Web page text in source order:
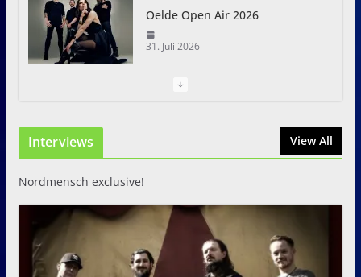
Oelde Open Air 2026
31. Juli 2026
I Prevail – Violent Nature
Interviews View All
Nordmensch exclusive!